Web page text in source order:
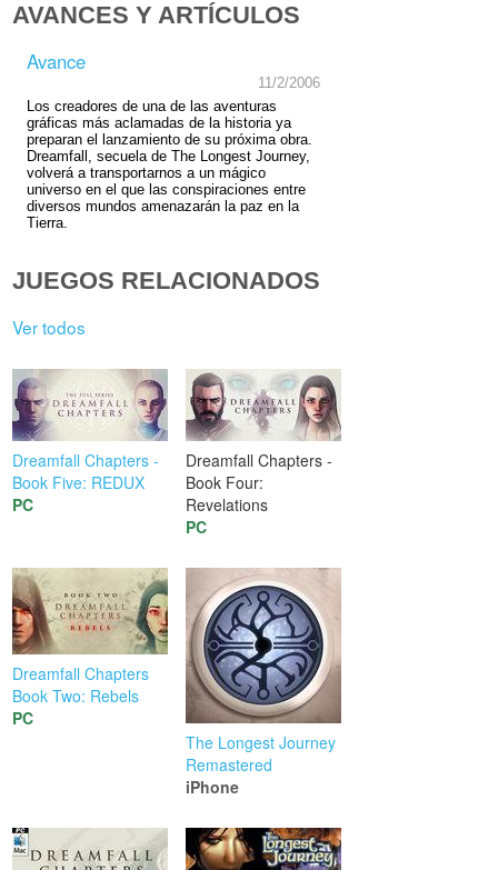
AVANCES Y ARTÍCULOS
Avance
11/2/2006
Los creadores de una de las aventuras
gráficas más aclamadas de la historia ya
preparan el lanzamiento de su próxima obra.
Dreamfall, secuela de The Longest Journey,
volverá a transportarnos a un mágico
universo en el que las conspiraciones entre
diversos mundos amenazarán la paz en la
Tierra.
JUEGOS RELACIONADOS
Ver todos
Dreamfall Chapters -
Book Five: REDUX
PC
Dreamfall Chapters -
Book Four:
Revelations
PC
Dreamfall Chapters
Book Two: Rebels
PC
The Longest Journey
Remastered
iPhone